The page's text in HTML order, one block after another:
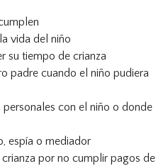
vida del niño
su tiempo de crianza
padre cuando el niño pudiera
con el niño o donde
espía o mediador
por no cumplir pagos de